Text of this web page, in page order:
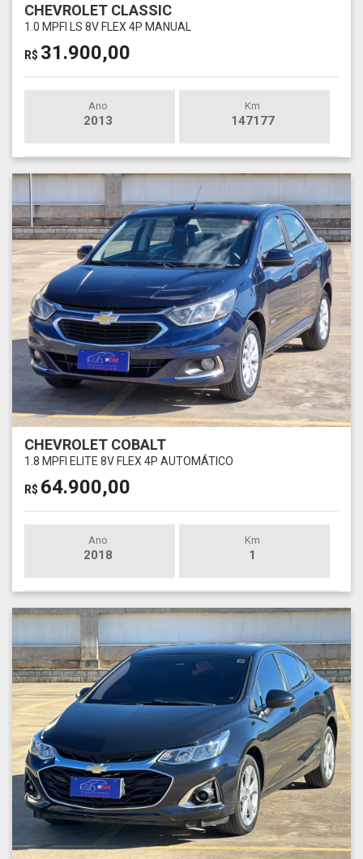
CHEVROLET CLASSIC
1.0 MPFI LS 8V FLEX 4P MANUAL
R$ 31.900,00
Ano
2013
Km
147177
CHEVROLET COBALT
1.8 MPFI ELITE 8V FLEX 4P AUTOMÁTICO
R$ 64.900,00
Ano
2018
Km
1